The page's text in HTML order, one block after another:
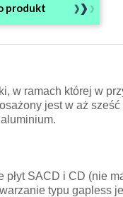
produkt
w ramach której w
jest w aż
SACD i CD (nie
typu gapless